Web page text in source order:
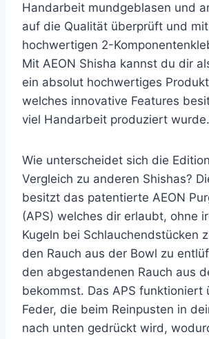
Handarbeit mundgeblasen und
auf die Qualität überprüft und
hochwertigen 2-
Mit AEON Shisha kannst du dir
ein absolut hochwertiges
welches innovative Features
viel Handarbeit produziert wurde.
Wie unterscheidet sich die
Vergleich zu anderen Shishas?
besitzt das patentierte AEON
(APS) welches dir erlaubt, ohne
Kugeln bei Schlauchendstücken
den Rauch aus der Bowl zu
den abgestandenen Rauch aus
bekommst. Das APS funktioniert
Feder, die beim Reinpusten in
nach unten gedrückt wird,